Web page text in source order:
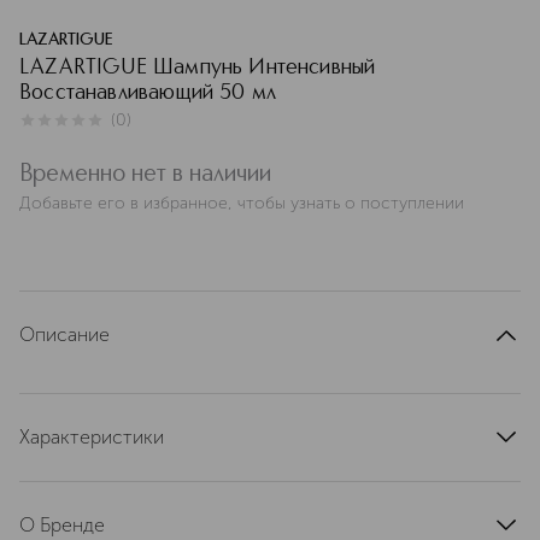
LAZARTIGUE
LAZARTIGUE Шампунь Интенсивный
Восстанавливающий 50 мл
(0)
Временно нет в наличии
Добавьте его в избранное, чтобы узнать о поступлении
Описание
Характеристики
О Бренде